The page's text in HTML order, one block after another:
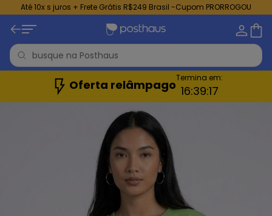
Até 10x s juros + Frete Grátis R$249 Brasil -Cupom PRORROGOU
Oferta relâmpagoTermina em:
16:39:15